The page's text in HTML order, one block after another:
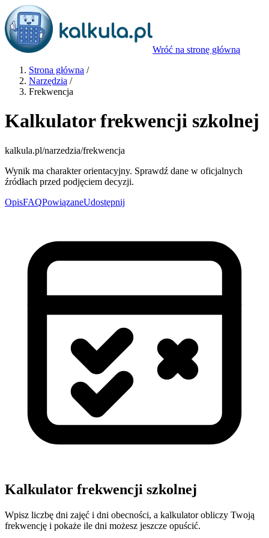
Wróć na stronę główną
Strona główna /
Narzędzia /
Frekwencja
Kalkulator frekwencji szkolnej
kalkula.pl/narzedzia/frekwencja
Wynik ma charakter orientacyjny. Sprawdź dane w oficjalnych
źródłach przed podjęciem decyzji.
OpisFAQPowiązaneUdostępnij
Kalkulator frekwencji szkolnej
Wpisz liczbę dni zajęć i dni obecności, a kalkulator obliczy Twoją
frekwencję i pokaże ile dni możesz jeszcze opuścić.